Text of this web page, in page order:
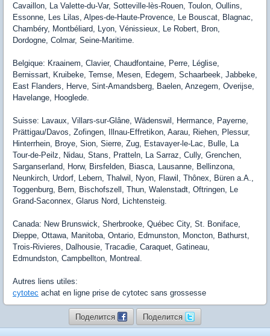
Cavaillon, La Valette-du-Var, Sotteville-lès-Rouen, Toulon, Oullins,
Essonne, Les Lilas, Alpes-de-Haute-Provence, Le Bouscat, Blagnac,
Chambéry, Montbéliard, Lyon, Vénissieux, Le Robert, Bron,
Dordogne, Colmar, Seine-Maritime.
Belgique: Kraainem, Clavier, Chaudfontaine, Perre, Léglise,
Bernissart, Kruibeke, Temse, Mesen, Edegem, Schaarbeek, Jabbeke,
East Flanders, Herve, Sint-Amandsberg, Baelen, Anzegem, Overijse,
Havelange, Hooglede.
Suisse: Lavaux, Villars-sur-Glâne, Wädenswil, Hermance, Payerne,
Prättigau/Davos, Zofingen, Illnau-Effretikon, Aarau, Riehen, Plessur,
Hinterrhein, Broye, Sion, Sierre, Zug, Estavayer-le-Lac, Bulle, La
Tour-de-Peilz, Nidau, Stans, Pratteln, La Sarraz, Cully, Grenchen,
Sarganserland, Horw, Birsfelden, Biasca, Lausanne, Bellinzona,
Neunkirch, Urdorf, Lebern, Thalwil, Nyon, Flawil, Thônex, Büren a.A.,
Toggenburg, Bern, Bischofszell, Thun, Walenstadt, Oftringen, Le
Grand-Saconnex, Glarus Nord, Lichtensteig.
Canada: New Brunswick, Sherbrooke, Québec City, St. Boniface,
Dieppe, Ottawa, Manitoba, Ontario, Edmunston, Moncton, Bathurst,
Trois-Rivieres, Dalhousie, Tracadie, Caraquet, Gatineau,
Edmundston, Campbellton, Montreal.
Autres liens utiles:
cytotec achat en ligne prise de cytotec sans grossesse
Поделится Поделится